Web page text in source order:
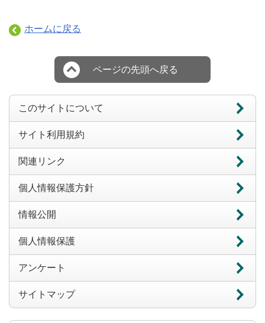
ホームに戻る
ページの先頭へ戻る
このサイトについて
サイト利用規約
関連リンク
個人情報保護方針
情報公開
個人情報保護
アンケート
サイトマップ